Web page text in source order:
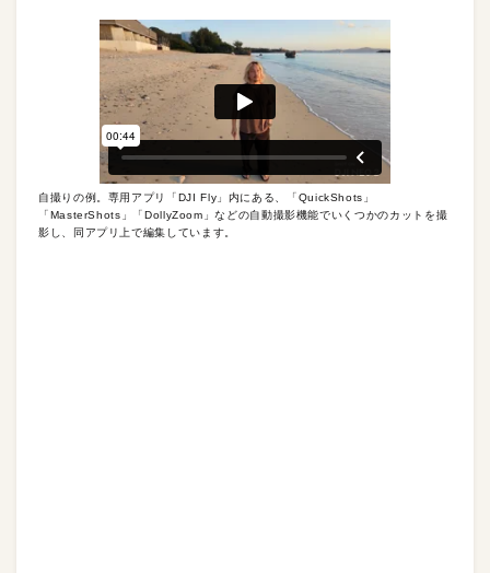
自撮りの例。専用アプリ「DJI Fly」内にある、「QuickShots」
「MasterShots」「DollyZoom」などの自動撮影機能でいくつかのカットを撮
影し、同アプリ上で編集しています。